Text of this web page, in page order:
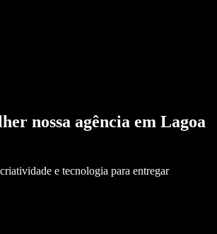
nossa agência em Lagoa
e tecnologia para entregar